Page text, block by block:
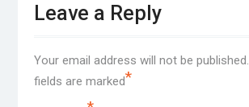
Leave a Reply
Your email address will not be published.
fields are marked*